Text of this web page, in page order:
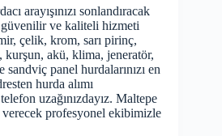
arayışınızı sonlandıracak
ve kaliteli hizmeti
çelik, krom, sarı pirinç,
kurşun, akü, klima, jeneratör,
panel hurdalarınızı en
hurda alımı
uzağınızdayız. Maltepe
verecek profesyonel ekibimizle